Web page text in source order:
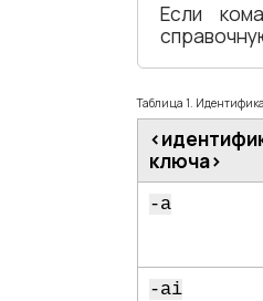
Если
Таблица 1.
ключа​>
-a
-ai